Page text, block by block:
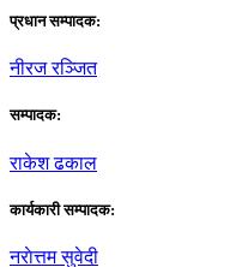
प्रधान सम्पादक:
नीरज रञ्जित
सम्पादक:
राकेश ढकाल
कार्यकारी सम्पादक:
नराेत्तम सुवेदी